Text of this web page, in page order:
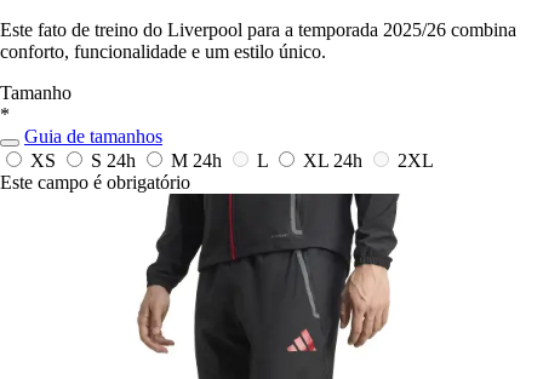
Este fato de treino do Liverpool para a temporada 2025/26 combina
conforto, funcionalidade e um estilo único.
Tamanho
*
Guia de tamanhos
XS
S 24h M 24h L XL 24h
2XL
Este campo é obrigatório